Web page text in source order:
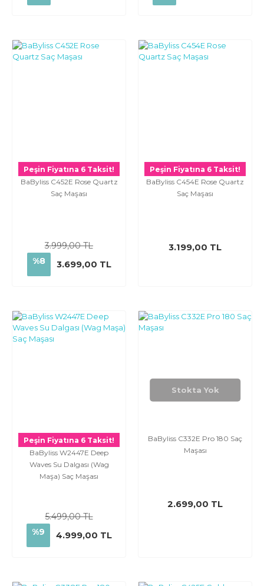
Peşin Fiyatına 6 Taksit!
BaByliss C452E Rose Quartz
Saç Maşası
3.999,00 TL
%8
3.699,00 TL
Peşin Fiyatına 6 Taksit!
BaByliss C454E Rose Quartz
Saç Maşası
3.199,00 TL
Peşin Fiyatına 6 Taksit!
BaByliss W2447E Deep
Waves Su Dalgası (Wag
Maşa) Saç Maşası
5.499,00 TL
%9
4.999,00 TL
Stokta Yok
BaByliss C332E Pro 180 Saç
Maşası
2.699,00 TL